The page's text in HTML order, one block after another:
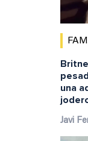
una
Javi